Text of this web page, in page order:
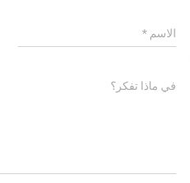
الاسم *
في ماذا تفكر؟